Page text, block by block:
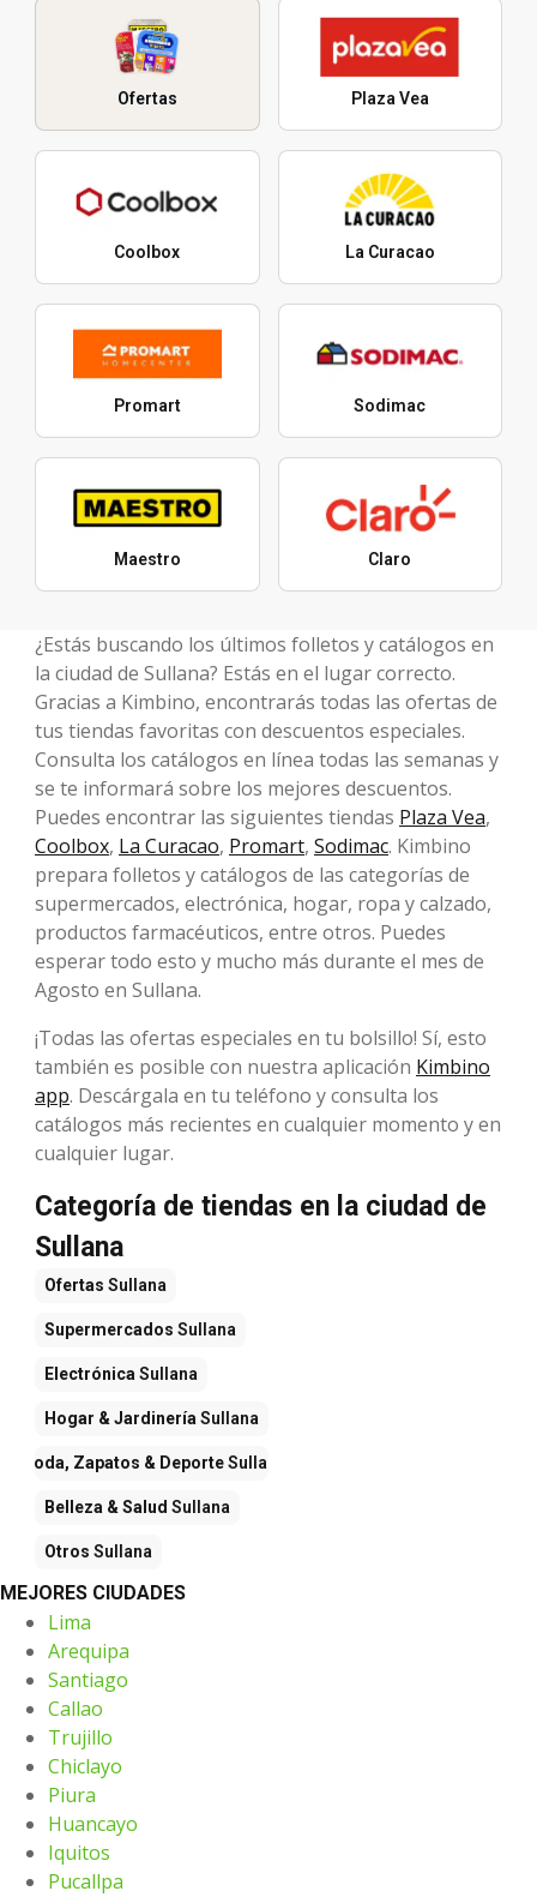
Ofertas Plaza Vea
Coolbox La Curacao
Promart Sodimac
Maestro Claro
¿Estás buscando los últimos folletos y catálogos en
la ciudad de Sullana? Estás en el lugar correcto.
Gracias a Kimbino, encontrarás todas las ofertas de
tus tiendas favoritas con descuentos especiales.
Consulta los catálogos en línea todas las semanas y
se te informará sobre los mejores descuentos.
Puedes encontrar las siguientes tiendas Plaza Vea,
Coolbox, La Curacao, Promart, Sodimac. Kimbino
prepara folletos y catálogos de las categorías de
supermercados, electrónica, hogar, ropa y calzado,
productos farmacéuticos, entre otros. Puedes
esperar todo esto y mucho más durante el mes de
Agosto en Sullana.
¡Todas las ofertas especiales en tu bolsillo! Sí, esto
también es posible con nuestra aplicación Kimbino
app. Descárgala en tu teléfono y consulta los
catálogos más recientes en cualquier momento y en
cualquier lugar.
Categoría de tiendas en la ciudad de
Sullana
Ofertas Sullana
Supermercados Sullana
ElectrónicaSullana
Hogar & JardineríaSullana
Moda, Zapatos & DeporteSullana
Belleza & Salud Sullana
Otros Sullana
MEJORES CIUDADES
Lima
Arequipa
Santiago
Callao
Trujillo
Chiclayo
Piura
Huancayo
Iquitos
Pucallpa